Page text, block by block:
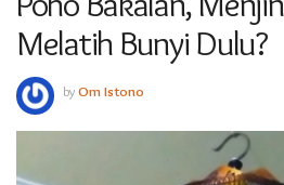
Melatih Bunyi Dulu?
byOm Istono